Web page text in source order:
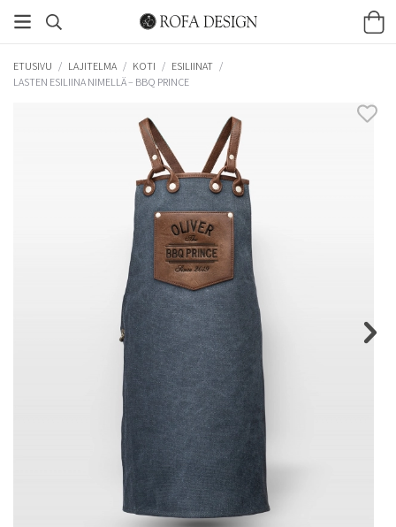
ETUSIVU / LAJITELMA / KOTI / ESILIINAT /
LASTEN ESILIINA NIMELLÄ – BBQ PRINCE